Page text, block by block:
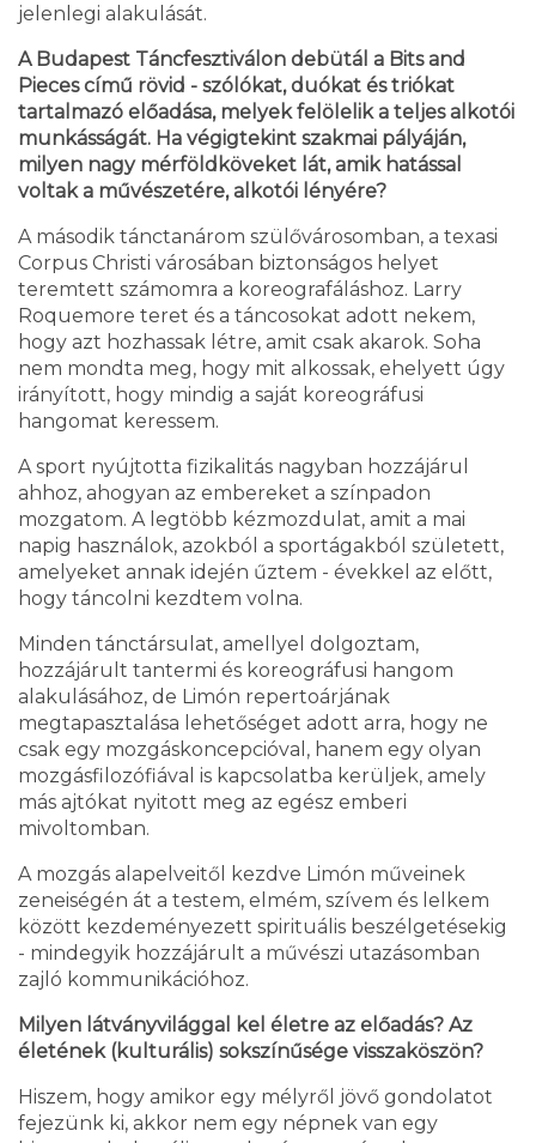
jelenlegi alakulását.
A Budapest Táncfesztiválon debütál a Bits and
Pieces című rövid - szólókat, duókat és triókat
tartalmazó előadása, melyek felölelik a teljes alkotói
munkásságát. Ha végigtekint szakmai pályáján,
milyen nagy mérföldköveket lát, amik hatással
voltak a művészetére, alkotói lényére?
A második tánctanárom szülővárosomban, a texasi
Corpus Christi városában biztonságos helyet
teremtett számomra a koreografáláshoz. Larry
Roquemore teret és a táncosokat adott nekem,
hogy azt hozhassak létre, amit csak akarok. Soha
nem mondta meg, hogy mit alkossak, ehelyett úgy
irányított, hogy mindig a saját koreográfusi
hangomat keressem.
A sport nyújtotta fizikalitás nagyban hozzájárul
ahhoz, ahogyan az embereket a színpadon
mozgatom. A legtöbb kézmozdulat, amit a mai
napig használok, azokból a sportágakból született,
amelyeket annak idején űztem - évekkel az előtt,
hogy táncolni kezdtem volna.
Minden tánctársulat, amellyel dolgoztam,
hozzájárult tantermi és koreográfusi hangom
alakulásához, de Limón repertoárjának
megtapasztalása lehetőséget adott arra, hogy ne
csak egy mozgáskoncepcióval, hanem egy olyan
mozgásfilozófiával is kapcsolatba kerüljek, amely
más ajtókat nyitott meg az egész emberi
mivoltomban.
A mozgás alapelveitől kezdve Limón műveinek
zeneiségén át a testem, elmém, szívem és lelkem
között kezdeményezett spirituális beszélgetésekig
- mindegyik hozzájárult a művészi utazásomban
zajló kommunikációhoz.
Milyen látványvilággal kel életre az előadás? Az
életének (kulturális) sokszínűsége visszaköszön?
Hiszem, hogy amikor egy mélyről jövő gondolatot
fejezünk ki, akkor nem egy népnek van egy